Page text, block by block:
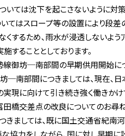
いては沈下を起こさないように対
てはスロープ等の設置により段差
くするため、雨水が浸透しないよ
することとしております。
御坊─南部間の早期供用開始に
南部間につきましては、現在、
実現に向けて引き続き強く働きかけ
橋交差点の改良についてのお尋
ましては、既に国土交通省紀南